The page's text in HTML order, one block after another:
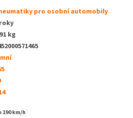
pro osobní automobily
kg
190 km/h